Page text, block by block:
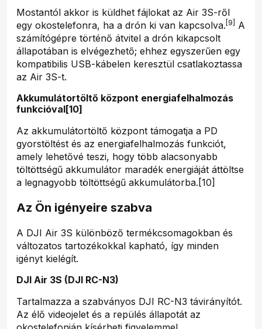
Mostantól akkor is küldhet fájlokat az Air 3S-ről
egy okostelefonra, ha a drón ki van kapcsolva. [9]
A
számítógépre történő átvitel a drón kikapcsolt
állapotában is elvégezhető; ehhez egyszerűen egy
kompatibilis USB-kábelen keresztül csatlakoztassa
az Air 3S-t.
Akkumulátortöltő központ energiafelhalmozás
funkcióval[10]
Az akkumulátortöltő központ támogatja a PD
gyorstöltést és az energiafelhalmozás funkciót,
amely lehetővé teszi, hogy több alacsonyabb
töltöttségű akkumulátor maradék energiáját áttöltse
a legnagyobb töltöttségű akkumulátorba.[10]
Az Ön igényeire szabva
A DJI Air 3S különböző termékcsomagokban és
változatos tartozékokkal kapható, így minden
igényt kielégít.
DJI Air 3S (DJI RC-N3)
Tartalmazza a szabványos DJI RC-N3 távirányítót.
Az élő videojelet és a repülés állapotát az